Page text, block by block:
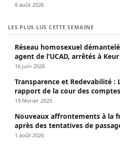
8 août 2026
LES PLUS LUS CETTE SEMAINE
Réseau homosexuel
agent de l’UCAD, arrêtés à
propagé le VIH depuis 2018
16 juin 2026
Transparence et Redevabilité :
rapport de la cour des comptes
19 février 2025
Nouveaux affrontements à la
après des tentatives de
1 août 2026